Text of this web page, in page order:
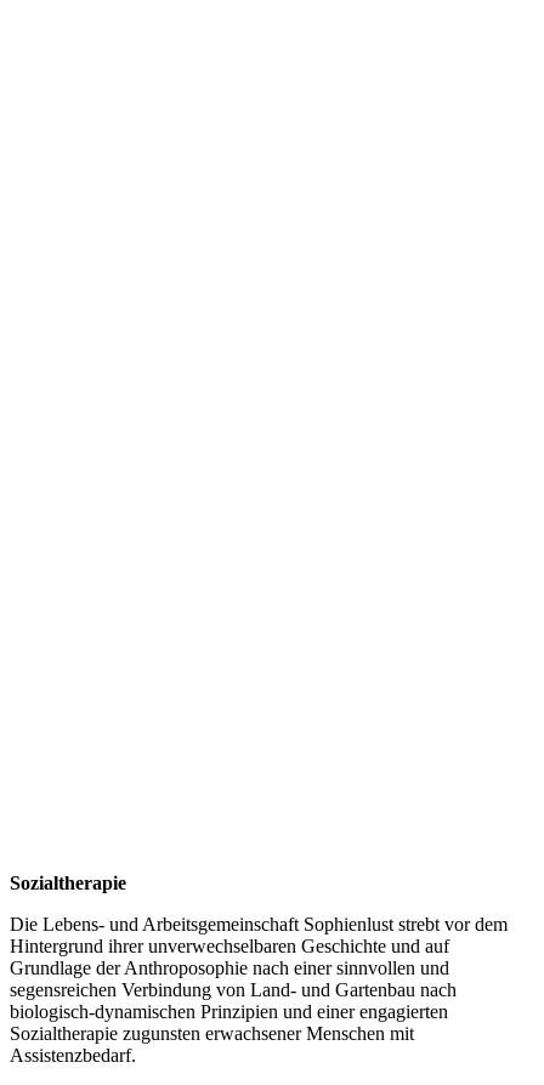
Sozialtherapie
Die Lebens- und Arbeitsgemeinschaft Sophienlust strebt vor dem
Hintergrund ihrer unverwechselbaren Geschichte und auf
Grundlage der Anthroposophie nach einer sinnvollen und
segensreichen Verbindung von Land- und Gartenbau nach
biologisch-dynamischen Prinzipien und einer engagierten
Sozialtherapie zugunsten erwachsener Menschen mit
Assistenzbedarf.